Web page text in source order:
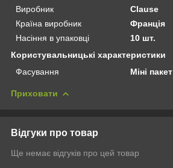
Виробник
Clause
Країна виробник
Франція
Насіння в упаковці
10 шт.
Користувальницькі характеристики
Фасування
Міні пакет
Приховати
Відгуки про товар
Ще немає відгуків про цей товар